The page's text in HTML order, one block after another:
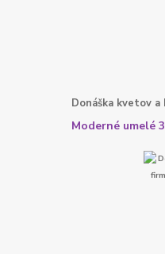
Donáška kvetov
Moderné umelé